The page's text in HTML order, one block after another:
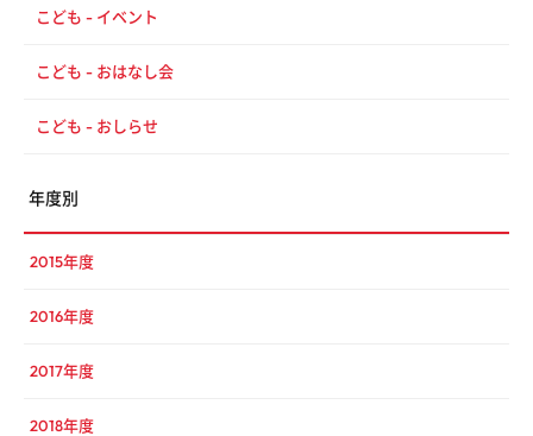
こども - イベント
こども - おはなし会
こども - おしらせ
年度別
2015年度
2016年度
2017年度
2018年度